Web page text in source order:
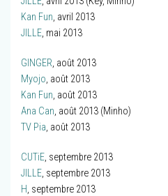
Kan Fun, avril 2013
JILLE, mai 2013
GINGER, août 2013
Myojo, août 2013
Kan Fun, août 2013
Ana Can, août 2013 (Minho)
TV Pia, août 2013
CUTiE, septembre 2013
JILLE, septembre 2013
H, septembre 2013